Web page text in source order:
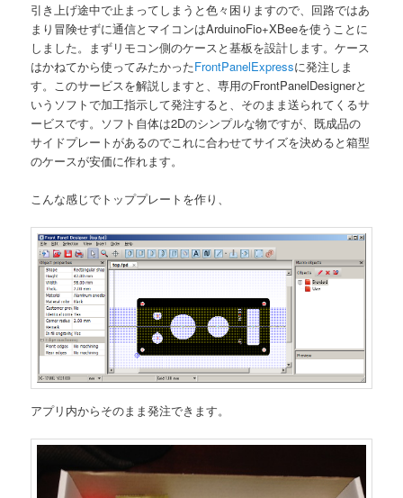
引き上げ途中で止まってしまうと色々困りますので、回路ではあ
まり冒険せずに通信とマイコンはArduinoFio+XBeeを使うことに
しました。まずリモコン側のケースと基板を設計します。ケース
はかねてから使ってみたかったFrontPanelExpressに発注しま
す。このサービスを解説しますと、専用のFrontPanelDesignerと
いうソフトで加工指示して発注すると、そのまま送られてくるサ
ービスです。ソフト自体は2Dのシンプルな物ですが、既成品の
サイドプレートがあるのでこれに合わせてサイズを決めると箱型
のケースが安価に作れます。
こんな感じでトッププレートを作り、
アプリ内からそのまま発注できます。